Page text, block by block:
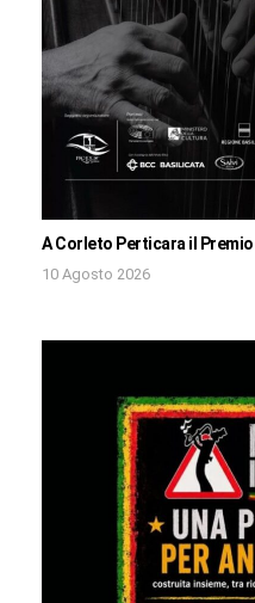
A Corleto Perticara il
10 Agosto 2026